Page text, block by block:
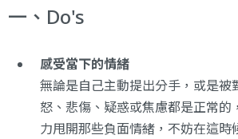
一、Do's
感受當下的情緒
無論是自己主動提出分手，或是被
怒、悲傷、疑惑或焦慮都是正常的
力甩開那些負面情緒，不妨在這時